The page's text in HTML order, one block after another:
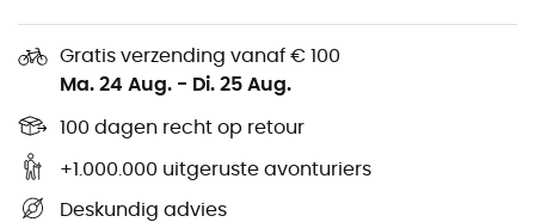
Gratis verzending vanaf € 100
Ma. 24 Aug. - Di. 25 Aug.
100 dagen recht op retour
+1.000.000 uitgeruste avonturiers
Deskundig advies